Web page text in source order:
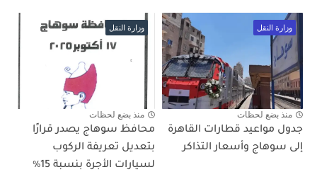
وزارة النقل
منذ بضع لحظات
جدول مواعيد قطارات القاهرة
إلى سوهاج وأسعار التذاكر
وزارة النقل
منذ بضع لحظات
محافظ سوهاج يصدر قرارًا
بتعديل تعريفة الركوب
لسيارات الأجرة بنسبة 15٪؜